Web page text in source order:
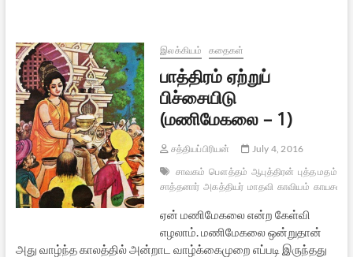
2)
இலக்கியம் கதைகள்
பாத்திரம் ஏற்றுப்
பிச்சையிடு
(மணிமேகலை – 1)
சத்தியப்பிரியன்
July 4, 2016
சாவகம் பௌத்தம் ஆபுத்திரன் புத்த மதம்
சாத்தனார் அகத்தியர் மாதவி காவியம்
ஏன் மணிமேகலை என்ற கேள்வி
எழலாம். மணிமேகலை ஒன்றுதான்
அது வாழ்ந்த காலத்தில் அன்றாட வாழ்க்கைமுறை எப்படி இருந்தது